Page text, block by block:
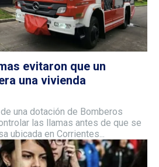
evitaron que un
una vivienda
una dotación de Bomberos
las llamas antes de que se
ubicada en Corrientes...